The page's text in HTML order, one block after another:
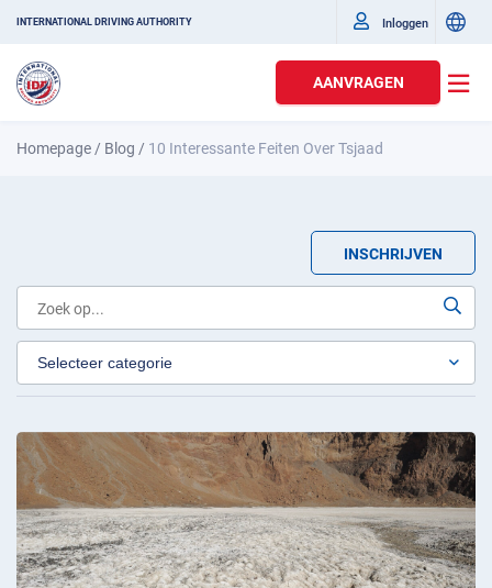
INTERNATIONAL DRIVING AUTHORITY Inloggen
AANVRAGEN
Homepage / Blog / 10 Interessante Feiten Over Tsjaad
INSCHRIJVEN